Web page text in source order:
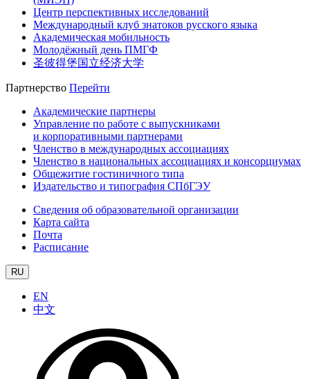
Центр перспективных исследований
Международный клуб знатоков русского языка
Академическая мобильность
Молодёжный день ПМГФ
圣彼得堡国立经济大学
Партнерство Перейти
Академические партнеры
Управление по работе с выпускниками
и корпоративными партнерами
Членство в международных ассоциациях
Членство в национальных ассоциациях и консорциумах
Общежитие гостиничного типа
Издательство и типография СПбГЭУ
Сведения об образовательной организации
Карта сайта
Почта
Расписание
RU
EN
中文